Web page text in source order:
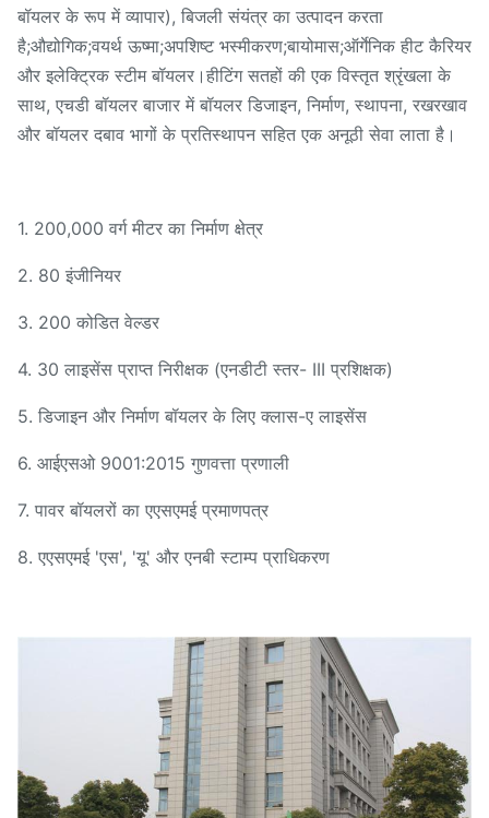
बॉयलर के रूप में व्यापार), बिजली संयंत्र का उत्पादन करता
है;औद्योगिक;वयर्थ ऊष्मा;अपशिष्ट भस्मीकरण;बायोमास;ऑर्गेनिक हीट कैरियर
और इलेक्ट्रिक स्टीम बॉयलर।हीटिंग सतहों की एक विस्तृत श्रृंखला के
साथ, एचडी बॉयलर बाजार में बॉयलर डिजाइन, निर्माण, स्थापना, रखरखाव
और बॉयलर दबाव भागों के प्रतिस्थापन सहित एक अनूठी सेवा लाता है।
1. 200,000 वर्ग मीटर का निर्माण क्षेत्र
2. 80 इंजीनियर
3. 200 कोडित वेल्डर
4. 30 लाइसेंस प्राप्त निरीक्षक (एनडीटी स्तर- III प्रशिक्षक)
5. डिजाइन और निर्माण बॉयलर के लिए क्लास-ए लाइसेंस
6. आईएसओ 9001:2015 गुणवत्ता प्रणाली
7. पावर बॉयलरों का एएसएमई प्रमाणपत्र
8. एएसएमई 'एस', 'यू' और एनबी स्टाम्प प्राधिकरण